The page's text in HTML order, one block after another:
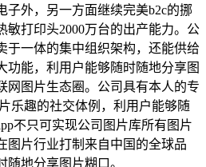
子外，另一方面继续完美b2c的挪
敏打印头2000万台的出产能力。公
于一体的集中组织架构，还能供给
功能，利用户能够随时随地分享图
网图片生态圈。公司具有本人的专
乐趣的社交体例，利用户能够随
不只可实现公司图片库所有图片
图片行业打制来自中国的全球品
地分享图片糊口。